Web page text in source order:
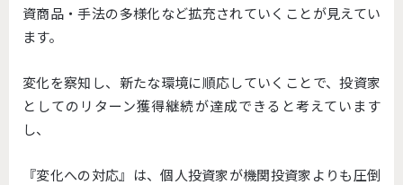
資商品・手法の多様化など拡充されていくことが見えてい
ます。
変化を察知し、新たな環境に順応していくことで、投資家
としてのリターン獲得継続が達成できると考えています
し、
『変化への対応』は、個人投資家が機関投資家よりも圧倒